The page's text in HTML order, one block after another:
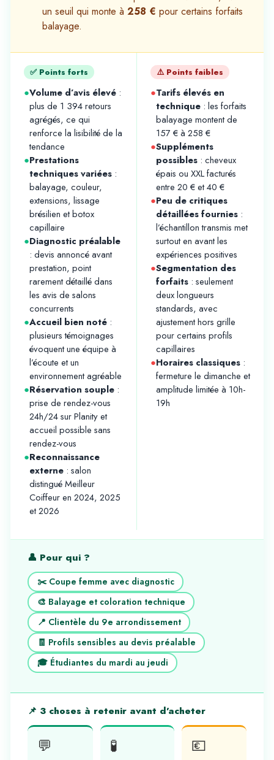
un seuil qui monte à 258 € pour certains forfaits
balayage.
✅ Points forts
●Volume d’avis élevé :
plus de 1 394 retours
agrégés, ce qui
renforce la lisibilité de la
tendance
●Prestations
techniques variées :
balayage, couleur,
extensions, lissage
brésilien et botox
capillaire
●Diagnostic préalable
: devis annoncé avant
prestation, point
rarement détaillé dans
les avis de salons
concurrents
●Accueil bien noté :
plusieurs témoignages
évoquent une équipe à
l’écoute et un
environnement agréable
●Réservation souple :
prise de rendez-vous
24h/24 sur Planity et
accueil possible sans
rendez-vous
●Reconnaissance
externe : salon
distingué Meilleur
Coiffeur en 2024, 2025
et 2026
⚠️ Points faibles
●Tarifs élevés en
technique : les forfaits
balayage montent de
157 € à 258 €
●Suppléments
possibles : cheveux
épais ou XXL facturés
entre 20 € et 40 €
●Peu de critiques
détaillées fournies :
l’échantillon transmis met
surtout en avant les
expériences positives
●Segmentation des
forfaits : seulement
deux longueurs
standards, avec
ajustement hors grille
pour certains profils
capillaires
●Horaires classiques :
fermeture le dimanche et
amplitude limitée à 10h-
19h
👤 Pour qui ?
✂️ Coupe femme avec diagnostic
🎨 Balayage et coloration technique
📍 Clientèle du 9e arrondissement
🧾 Profils sensibles au devis préalable
🎓 Étudiantes du mardi au jeudi
📌 3 choses à retenir avant d’acheter
💬 🧪 💶